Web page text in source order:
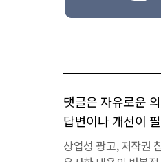
댓글은 자유로운
답변이나 개선이
상업성 광고, 저작권